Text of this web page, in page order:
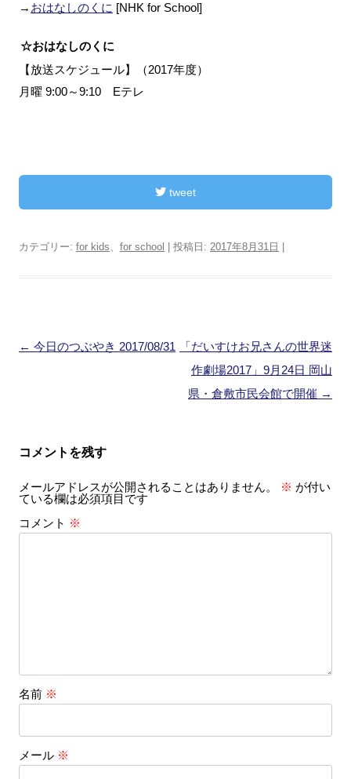
→ おはなしのくに [NHK for School]
☆おはなしのくに
【放送スケジュール】（2017年度）
月曜 9:00～9:10 Eテレ
tweet
カテゴリー: for kids for school | 投稿日: 2017年8月31日
投
シ
ン
← 今日のつぶやき 2017/08/31
「だいすけお兄さんの世界迷
作劇場2017」9月24日 岡山
県・倉敷市民会館で開催 →
コメントを残す
メールアドレスが公開されることはありません。 ※ が付い
ている欄は必須項目です
コメント ※
名前 ※
メール ※